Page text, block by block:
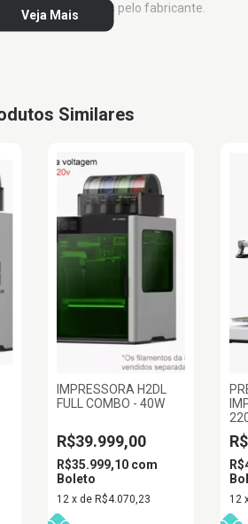
BeeHive + 9 meses pelo fabricante.
Veja Mais
Similares
IMPRESSORA H2DL
FULL COMBO - 40W
R$39.999,00
R$35.999,10 com
Boleto
12 x de R$4.070,23 12